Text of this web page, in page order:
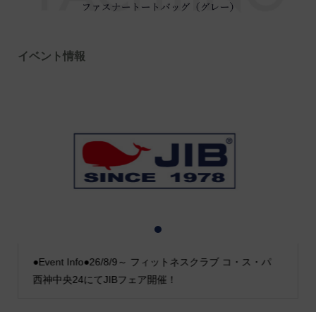
イベント情報
●Event Info●26/8/9～ フィットネスクラブ コ・ス・パ
西神中央24にてJIBフェア開催！
2